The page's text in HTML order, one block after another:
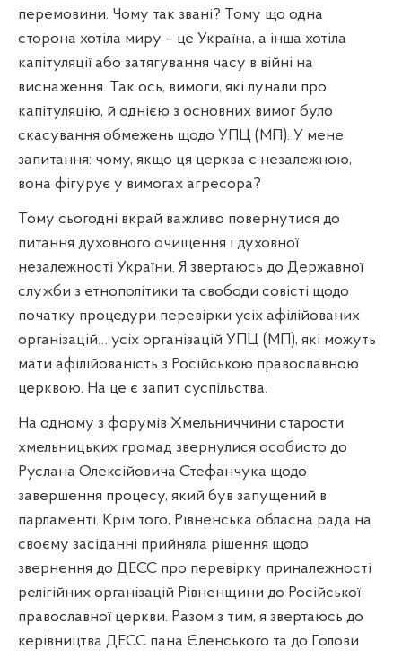
перемовини. Чому так звані? Тому що одна
сторона хотіла миру – це Україна, а інша хотіла
капітуляції або затягування часу в війні на
виснаження. Так ось, вимоги, які лунали про
капітуляцію, й однією з основних вимог було
скасування обмежень щодо УПЦ (МП). У мене
запитання: чому, якщо ця церква є незалежною,
вона фігурує у вимогах агресора?
Тому сьогодні вкрай важливо повернутися до
питання духовного очищення і духовної
незалежності України. Я звертаюсь до Державної
служби з етнополітики та свободи совісті щодо
початку процедури перевірки усіх афілійованих
організацій… усіх організацій УПЦ (МП), які можуть
мати афілійованість з Російською православною
церквою. На це є запит суспільства.
На одному з форумів Хмельниччини старости
хмельницьких громад звернулися особисто до
Руслана Олексійовича Стефанчука щодо
завершення процесу, який був запущений в
парламенті. Крім того, Рівненська обласна рада на
своєму засіданні прийняла рішення щодо
звернення до ДЕСС про перевірку приналежності
релігійних організацій Рівненщини до Російської
православної церкви. Разом з тим, я звертаюсь до
керівництва ДЕСС пана Єленського та до Голови